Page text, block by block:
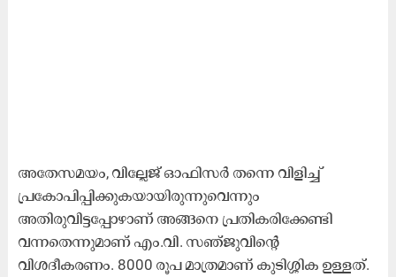
അതേസമയം, വില്ലേജ് ഓഫിസര്‍ തന്നെ വിളിച്ച്
പ്രകോപിപ്പിക്കുകയായിരുന്നുവെന്നും
അതിരുവിട്ടപ്പോഴാണ് അങ്ങനെ പ്രതികരിക്കേണ്ടി
വന്നതെന്നുമാണ്​ എം.വി. സഞ്​ജുവിന്‍റെ
വിശദീകരണം. 8000 രൂപ മാത്രമാണ് കുടിശ്ശിക ഉള്ളത്.